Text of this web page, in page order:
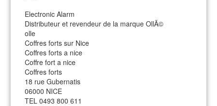
Electronic Alarm
Distributeur et revendeur de la marque OllÃ©
olle
Coffres forts sur Nice
Coffres forts a nice
Coffre fort a nice
Coffres forts
18 rue Gubernatis
06000 NICE
TEL 0493 800 611